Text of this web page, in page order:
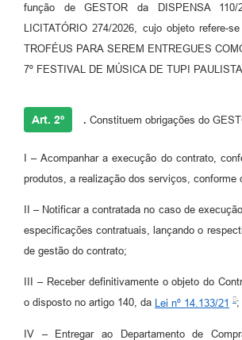
função de GESTOR da DISPENSA 110/
LICITATÓRIO 274/2026, cujo objeto refere-
TROFÉUS PARA SEREM ENTREGUES
7º FESTIVAL DE MÚSICA DE TUPI
Art. 2º . Constituem obrigações do
I – Acompanhar a execução do contrato,
produtos, a realização dos serviços, conforme
II – Notificar a contratada no caso de
especificações contratuais, lançando o
de gestão do contrato;
III – Receber definitivamente o objeto do
o disposto no artigo 140, da Lei nº 14.133/21 ;
IV – Entregar ao Departamento de